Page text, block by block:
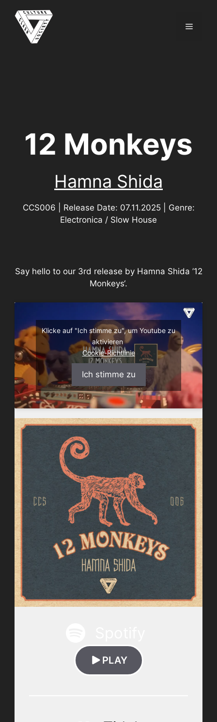
Inhalt
springen
Menü
12 Monkeys
Hamna Shida
CCS006 | Release Date: 07.11.2025 | Genre:
Electronica / Slow House
Say hello to our 3rd release by Hamna Shida ’12
Monkeys‘.
Klicke auf "Ich stimme zu", um Youtube zu
aktivieren
Cookie-Richtlinie
Ich stimme zu
PLAY